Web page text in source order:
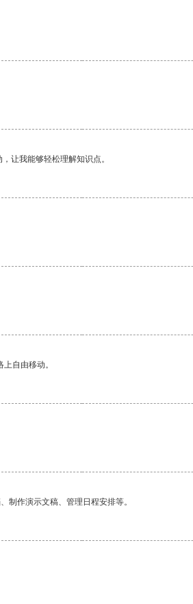
让我能够轻松理解知识点。
自由移动。
制作演示文稿、管理日程安排等。